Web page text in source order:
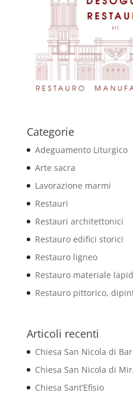
Categorie
Adeguamento Liturgico
Arte sacra
Lavorazione marmi
Restauri
Restauri architettonici
Restauro edifici storici
Restauro ligneo
Restauro materiale
Restauro pittorico,
Articoli recenti
Chiesa San Nicola di
Chiesa San Nicola di
Chiesa Sant’Efisio